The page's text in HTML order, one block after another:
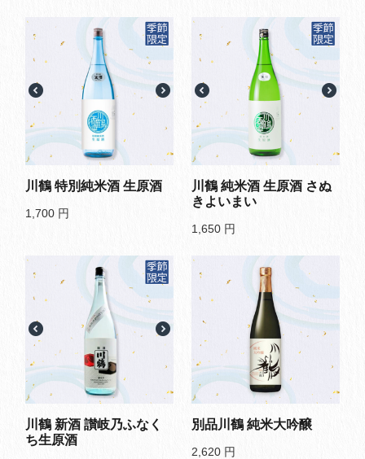
川鶴 特別純米酒 生原酒
1,700 円
川鶴 純米酒 生原酒 さぬ
きよいまい
1,650 円
川鶴 新酒 讃岐乃ふなく
ち生原酒
別品川鶴 純米大吟醸
2,620 円